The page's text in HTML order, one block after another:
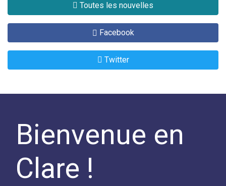
Toutes les nouvelles
Facebook
Twitter
Bienvenue en
Clare !